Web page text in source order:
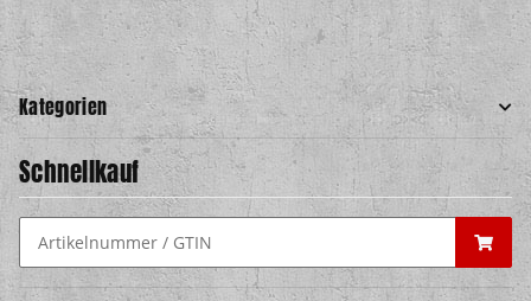
Kategorien
Schnellkauf